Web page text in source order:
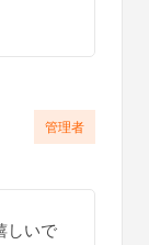
しいで
管理者